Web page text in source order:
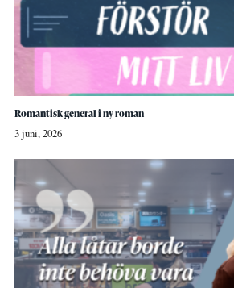
Romantisk general i ny roman
3 juni, 2026